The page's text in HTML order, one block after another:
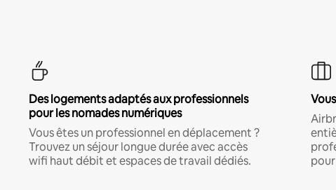
Des logements adaptés aux professionnels
pour les nomades numériques
Vous êtes un professionnel en déplacement ?
Trouvez un séjour longue durée avec accès
wifi haut débit et espaces de travail dédiés.